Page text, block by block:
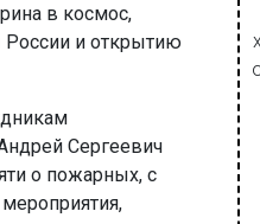
в космос,
России и открытию
Сергеевич
о пожарных, с